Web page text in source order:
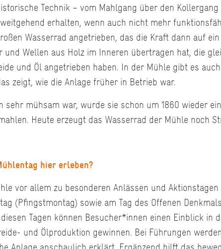
Technik – vom Mahlgang über den
erhalten, wenn auch nicht mehr
Wasserrad angetrieben, das die Kraft dann auf
und Wellen aus Holz im Inneren übertragen hat, die
und Öl angetrieben haben. In der Mühle gibt es
zeigt, wie die Anlage früher in Betrieb war.
sehr mühsam war, wurde sie schon um 1860 wieder
Heute erzeugt das Wasserrad der Mühle noch
hier erleben?
vor allem zu besonderen Anlässen und
(Pfingstmontag) sowie am Tag des Offenen
Tagen können Besucher*innen einen Einblick in
und Ölproduktion gewinnen. Bei Führungen